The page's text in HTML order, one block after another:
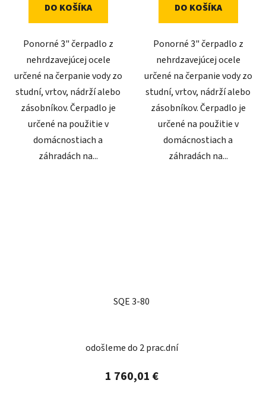
DO KOŠÍKA
Ponorné 3" čerpadlo z
nehrdzavejúcej ocele
určené na čerpanie vody zo
studní, vrtov, nádrží alebo
zásobníkov. Čerpadlo je
určené na použitie v
domácnostiach a
záhradách na...
DO KOŠÍKA
Ponorné 3" čerpadlo z
nehrdzavejúcej ocele
určené na čerpanie vody zo
studní, vrtov, nádrží alebo
zásobníkov. Čerpadlo je
určené na použitie v
domácnostiach a
záhradách na...
SQE 3-80
odošleme do 2 prac.dní
1 760,01 €